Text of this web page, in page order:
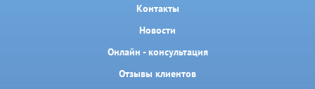
Контакты
Новости
Онлайн - консультация
Отзывы клиентов